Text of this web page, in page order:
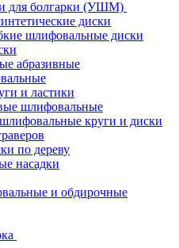
для болгарки (УШМ)
диски
шлифовальные диски
абразивные
и ластики
шлифовальные
круги и диски
по дереву
насадки
и обдирочные